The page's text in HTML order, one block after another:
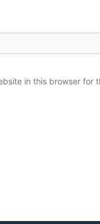
in this browser for